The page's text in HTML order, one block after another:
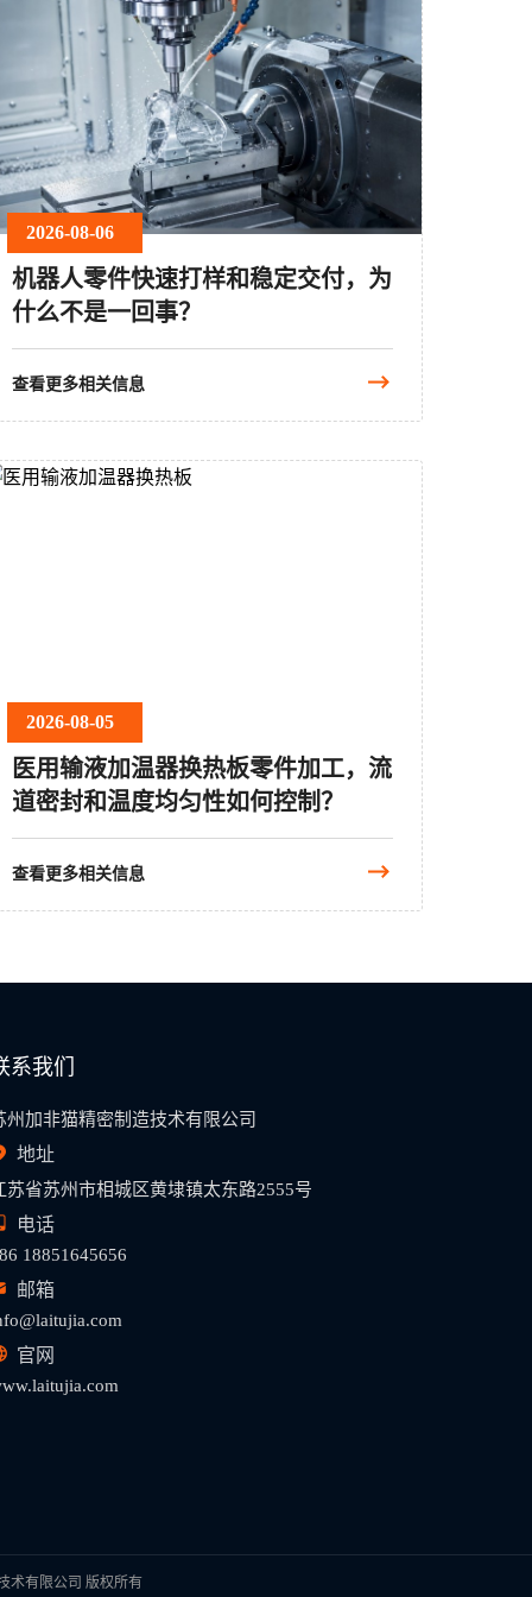
2026-08-06
机器人零件快速打样和稳定交付，为
什么不是一回事？
查看更多相关信息
2026-08-05
医用输液加温器换热板零件加工，流
道密封和温度均匀性如何控制？
查看更多相关信息
系我们
州加非猫精密制造技术有限公司
地址
苏省苏州市相城区黄埭镇太东路2555号
电话
18851645656
邮箱
官网
术有限公司 版权所有